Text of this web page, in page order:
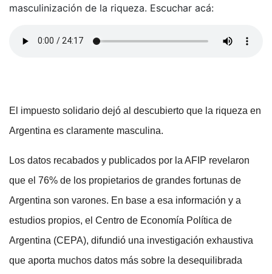
masculinización de la riqueza. Escuchar acá:
El impuesto solidario dejó al descubierto que la riqueza en
Argentina es claramente masculina.
Los datos recabados y publicados por la AFIP revelaron
que el 76% de los propietarios de grandes fortunas de
Argentina son varones. En base a esa información y a
estudios propios, el Centro de Economía Política de
Argentina (CEPA), difundió una investigación exhaustiva
que aporta muchos datos más sobre la desequilibrada